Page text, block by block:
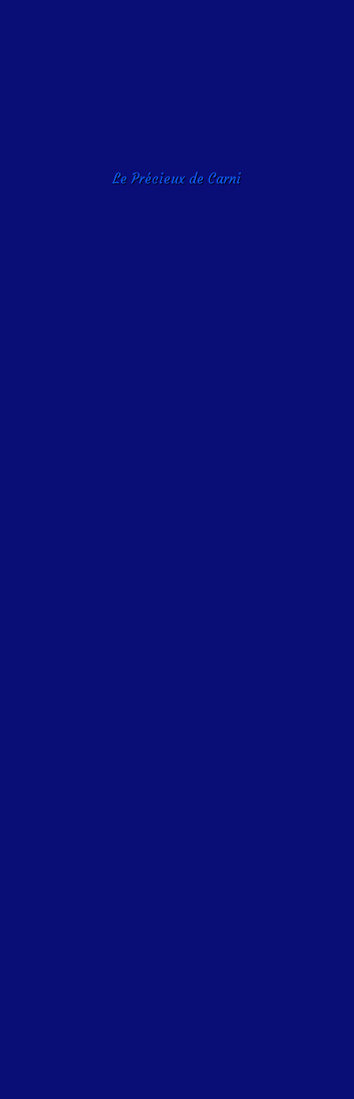
Le Précieux de Carni